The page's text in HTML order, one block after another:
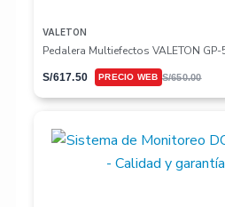
VALETON
Pedalera Multiefectos VALETON
S/650.00
S/617.50